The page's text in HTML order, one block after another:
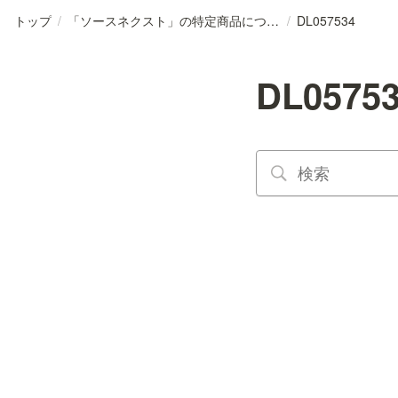
トップ / 「ソースネクスト」の特定商品について / DL057534